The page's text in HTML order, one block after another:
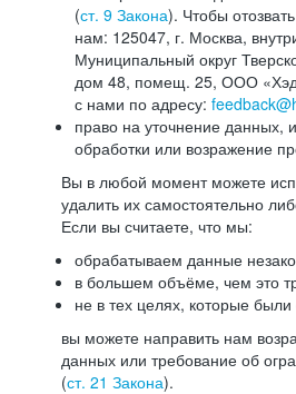
(ст. 9 Закона). Чтобы
нам: 125047, г. Москва,
Муниципальный округ
дом 48, помещ. 25, ООО
с нами по адресу:
право на уточнение данных,
обработки или возражение
Вы в любой момент можете
удалить их самостоятельно
Если вы считаете, что мы:
обрабатываем данные
в большем объёме, чем это
не в тех целях, которые были
вы можете направить нам
данных или требование об
(ст. 21 Закона).